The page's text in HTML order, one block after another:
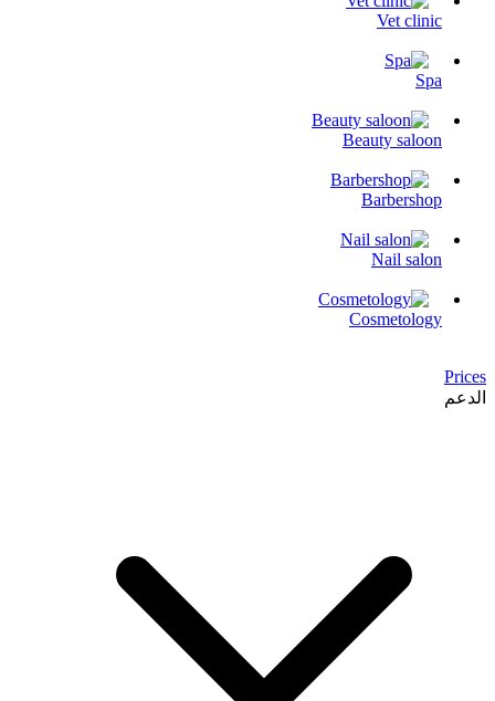
Vet clinic
Spa
Beauty saloon
Barbershop
Nail salon
Cosmetology
Prices
الدعم